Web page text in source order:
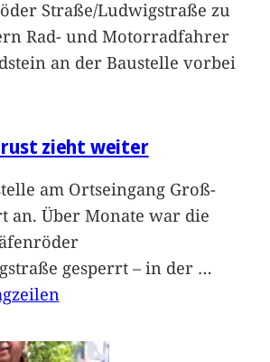
Straße/Ludwigstraße zu
Rad- und Motorradfahrer
an der Baustelle vorbei
zieht weiter
am Ortseingang Groß-
an. Über Monate war die
gesperrt – in der …